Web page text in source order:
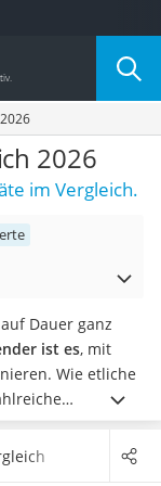
2026
im Vergleich.
Dauer ganz
ist es, mit
Wie etliche
alle Muskeln